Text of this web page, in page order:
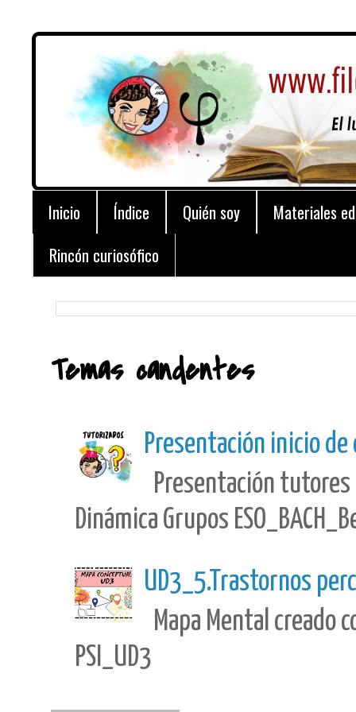
Inicio Índice Quién soy
Materiales
Rincón curiosófico
Temas candentes
Presentación inicio de
Presentación
Dinámica Grupos
UD3_5.Trastornos
Mapa Mental creado
PSI_UD3